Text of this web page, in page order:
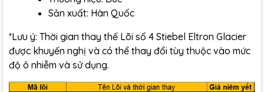
Sản xuất: Hàn Quốc
*Lưu ý: Thời gian thay thế Lõi số 4 Stiebel Eltron Glacier
được khuyến nghị và có thể thay đổi tùy thuộc vào mức
độ ô nhiễm và sử dụng.